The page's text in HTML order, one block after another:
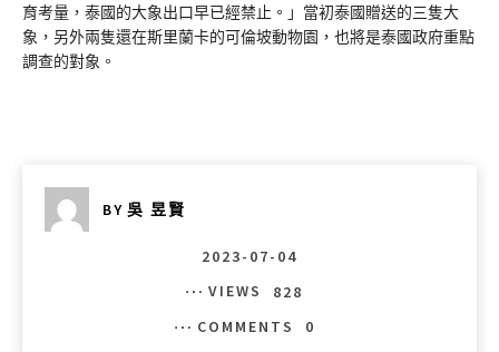
育考量，泰國的大象出口早已經禁止。」當初泰國贈送的三隻大
象，另外兩隻還在斯里蘭卡的可倫坡動物園，也將是泰國政府重點
調查的對象。
BY 吳 昱賢
2023-07-04
VIEWS
828
COMMENTS
0